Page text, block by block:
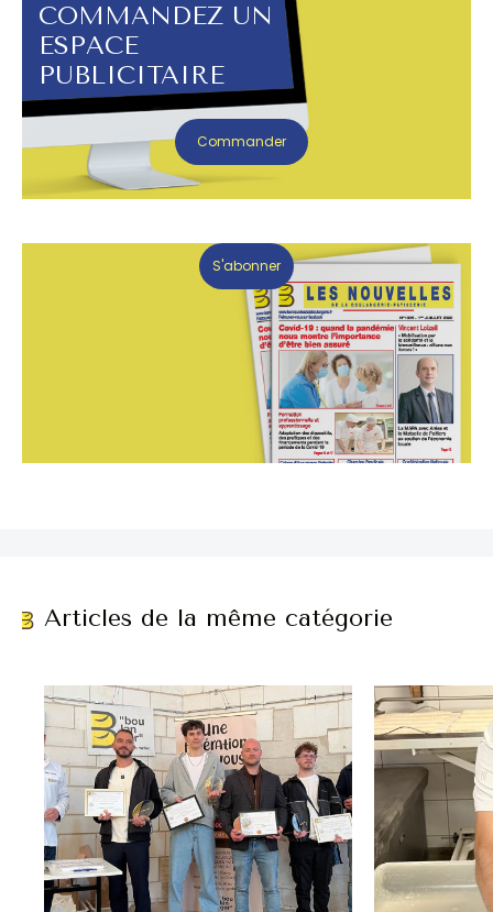
COMMANDEZ UN
ESPACE
PUBLICITAIRE
Commander
S'abonner
Articles de la même catégorie